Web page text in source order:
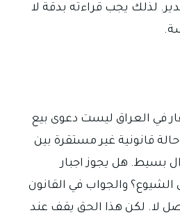
لذلك يجب قراءته بدقة لا
في العراق ليست دعوى بيع
قانونية غير مستقرة بين
بسيط. هل يجوز اجبار
الشيوع؟ والجواب في القانون
لا. لكن هذا الحق يقف عند